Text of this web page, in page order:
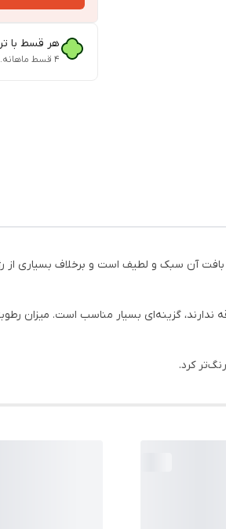
هر قسط با
۴ قسط ماهانه. بدون سود، چک و ضامن.
بافت آن سبک و لطیف است و برخلاف بسیاری از
گزینه‌ای بسیار مناسب است. میزان
کرد.